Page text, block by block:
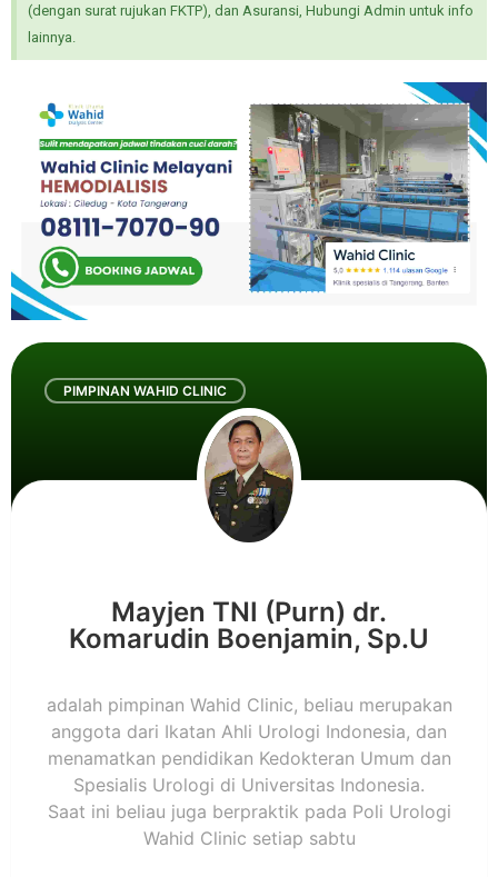
(dengan surat rujukan FKTP), dan Asuransi, Hubungi Admin untuk info
lainnya.
PIMPINAN WAHID CLINIC
Mayjen TNI (Purn) dr.
Komarudin Boenjamin, Sp.U
adalah pimpinan Wahid Clinic, beliau merupakan
anggota dari Ikatan Ahli Urologi Indonesia, dan
menamatkan pendidikan Kedokteran Umum dan
Spesialis Urologi di Universitas Indonesia.
Saat ini beliau juga berpraktik pada Poli Urologi
Wahid Clinic setiap sabtu